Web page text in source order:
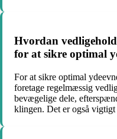
Hvordan
for at sikre optimal
For at sikre optimal
foretage regelmæssig
bevægelige dele,
klingen. Det er også